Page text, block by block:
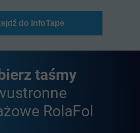
do InfoTape
taśmy
RolaFol